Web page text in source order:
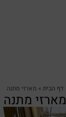
דף הבית » מארזי מתנה
מארזי מתנה